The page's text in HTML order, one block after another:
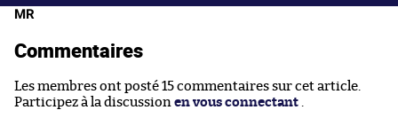
MR
Commentaires
Les membres ont posté 15 commentaires sur cet article.
Participez à la discussion en vous connectant .